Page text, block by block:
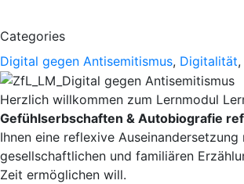
Categories
Digital gegen Antisemitismus, Digitalität,
Herzlich willkommen zum Lernmodul
Gefühlserbschaften & Autobiografie
Ihnen eine reflexive Auseinandersetzung
gesellschaftlichen und familiären
Zeit ermöglichen will.